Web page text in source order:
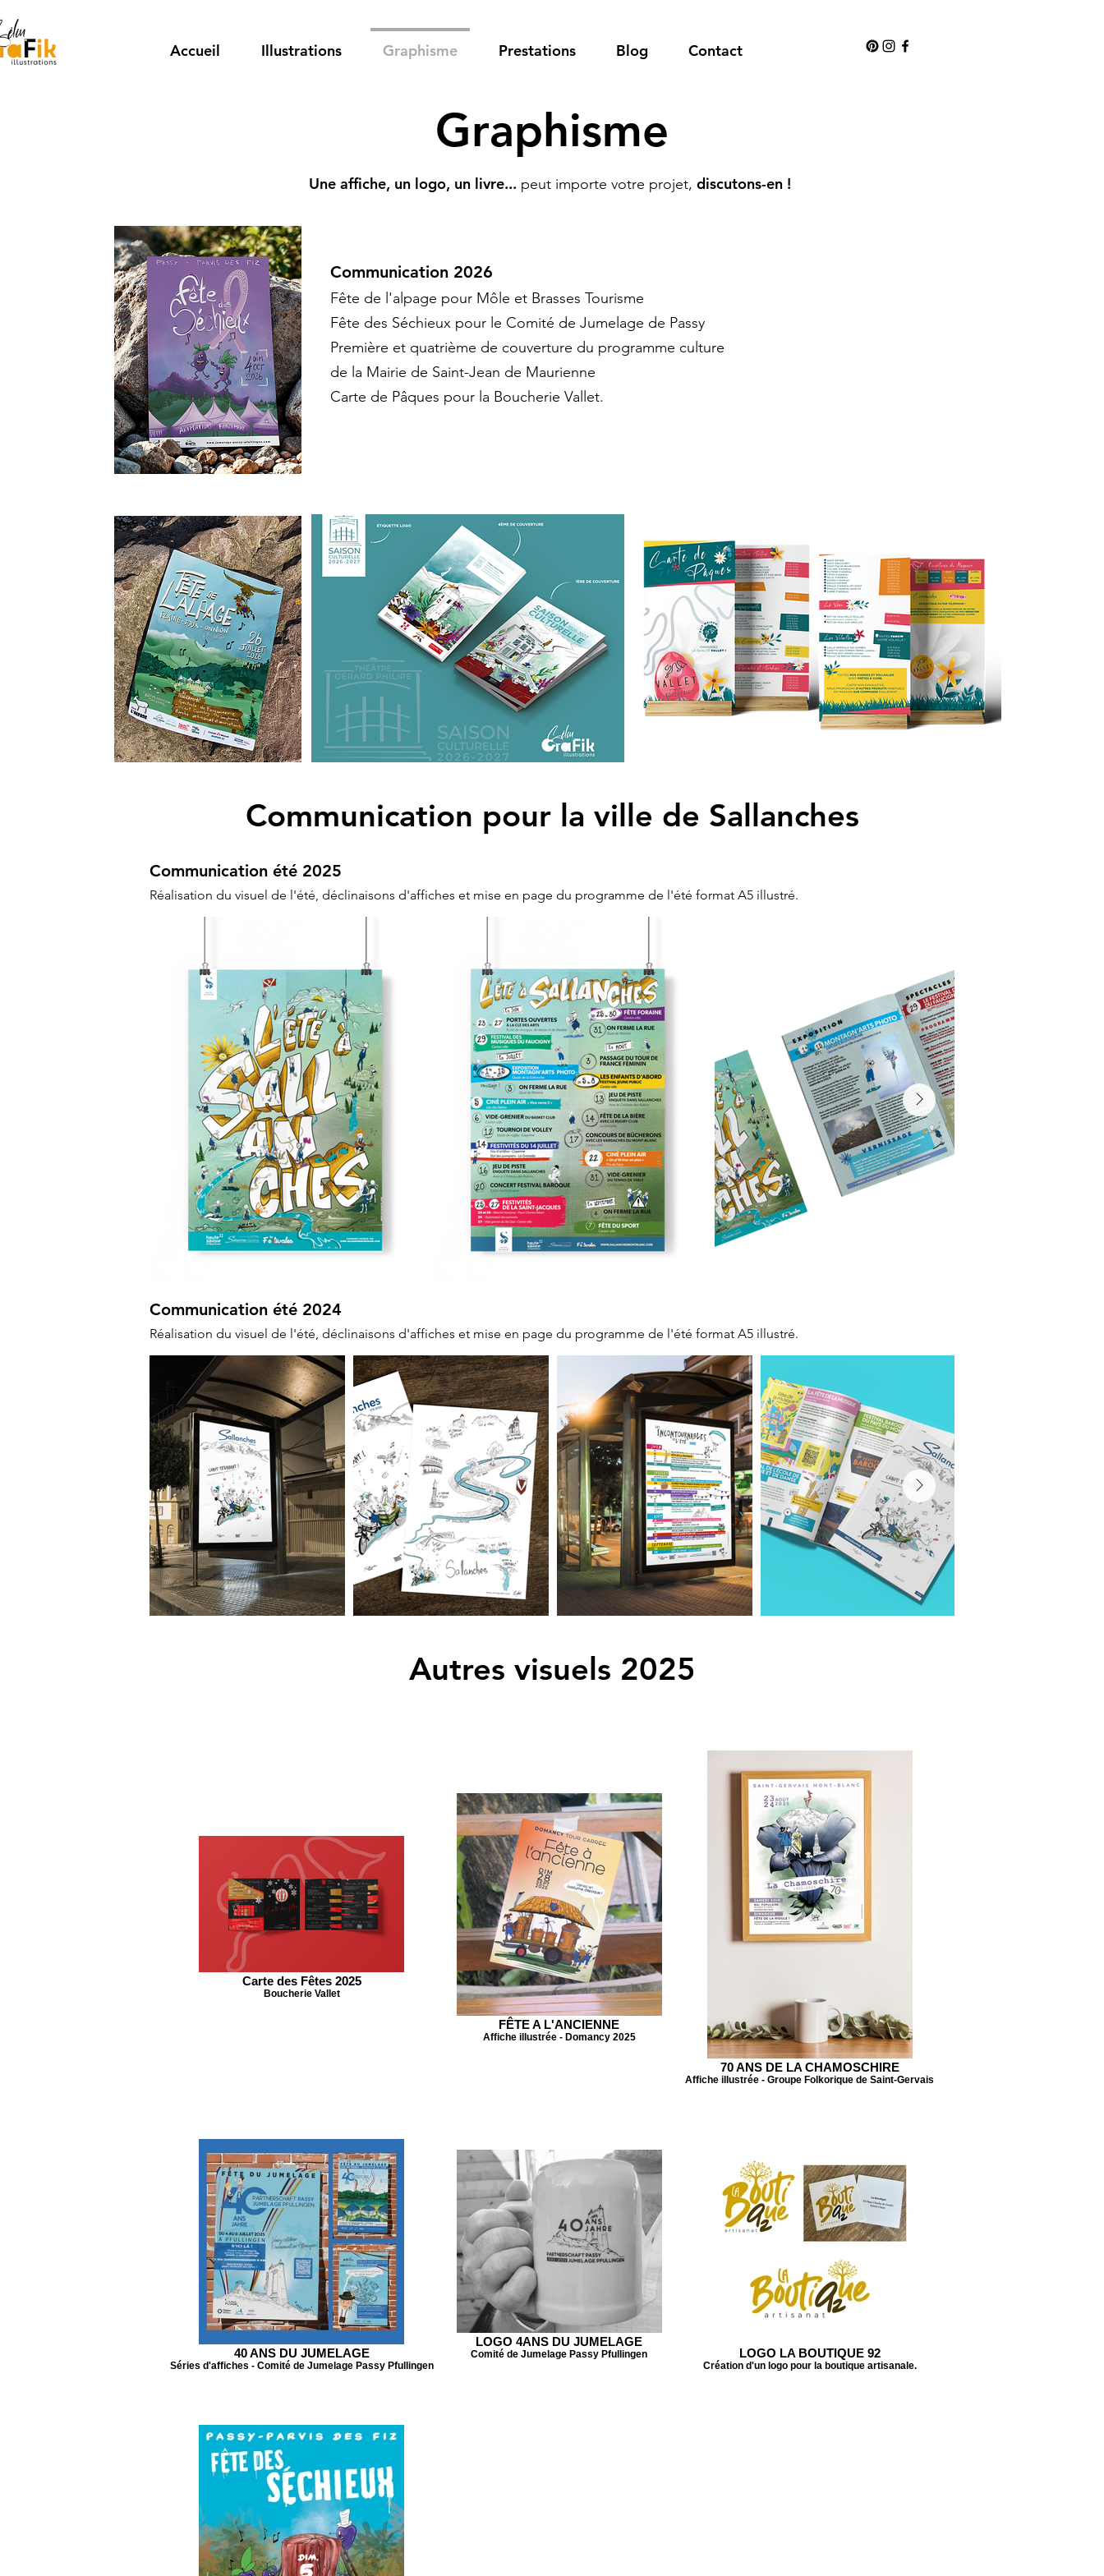
Accueil Illustrations Graphisme Prestations Blog Contact
Graphisme
Une affiche, un logo, un livre... peut importe votre projet, discutons-en !
Communication 2026
Fête de l'alpage pour Môle et Brasses Tourisme
Fête des Séchieux pour le Comité de Jumelage de Passy ​
Première et quatrième de couverture du programme culture
de la Mairie de Saint-Jean de Maurienne
Carte de Pâques pour la Boucherie Vallet.
Communication pour la ville de Sallanches
Communication été 2025
Réalisation du visuel de l'été, déclinaisons d'affiches et mise en page du programme de l'été format A5 illustré.
Communication été 2024
Réalisation du visuel de l'été, déclinaisons d'affiches et mise en page du programme de l'été format A5 illustré.
Autres visuels 2025
Carte des Fêtes 2025
Boucherie Vallet
FÊTE A L'ANCIENNE
Affiche illustrée - Domancy 2025
70 ANS DE LA CHAMOSCHIRE
Affiche illustrée - Groupe Folkorique de Saint-Gervais
40 ANS DU JUMELAGE
Séries d'affiches - Comité de Jumelage Passy Pfullingen
LOGO 4ANS DU JUMELAGE
Comité de Jumelage Passy Pfullingen LOGO LA BOUTIQUE 92
Création d'un logo pour la boutique artisanale.